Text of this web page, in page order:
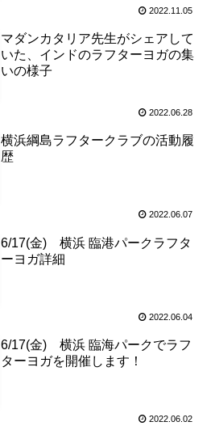
2022.11.05
マダンカタリア先生がシェアして
いた、インドのラフターヨガの集
いの様子
2022.06.28
横浜綱島ラフタークラブの活動履
歴
2022.06.07
6/17(金) 横浜 臨港パークラフタ
ーヨガ詳細
2022.06.04
6/17(金) 横浜 臨海パークでラフ
ターヨガを開催します！
2022.06.02